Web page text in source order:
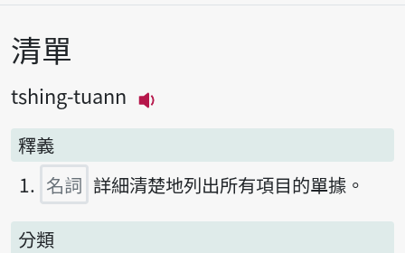
主內容區塊
清單
tshing-tuann
釋義
名詞 詳細清楚地列出所有項目的單據。
分類